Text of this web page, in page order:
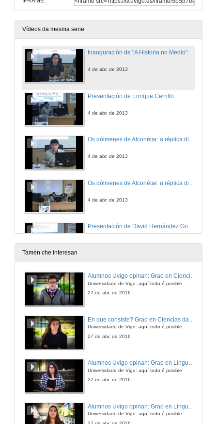
Vídeos da mesma serie
Inauguración de "A Historia no Medio"
4 de abr. de 2013
Presentación de Enrique Cerrillo
4 de abr. de 2013
Os dólmenes de Alconétar: a réplica dixital dunha paisaxe desaparecida
4 de abr. de 2013
4 de abr. de 2013
Presentación de David Hernández González
4 de abr. de 2013
4 de abr. de 2013
4 de abr. de 2013
4 de abr. de 2013
4 de abr. de 2013
Tamén che interesan
Alumnos Uvigo opinan: Grao en Ciencias da Linguaxe e Estudos Literarios
Universidade de Vigo: aquí todo é posible
27 de abr. de 2016
Universidade de Vigo: aquí todo é posible
27 de abr. de 2016
Alumnos Uvigo opinan: Grao en Linguas Estranxeiras
Universidade de Vigo: aquí todo é posible
27 de abr. de 2016
Universidade de Vigo: aquí todo é posible